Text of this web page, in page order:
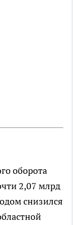
оборота
2,07 млрд
снизился